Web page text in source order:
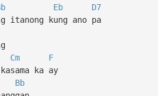
Eb
D7
itanong kung ano pa
Cm
F
ka ay
Bb